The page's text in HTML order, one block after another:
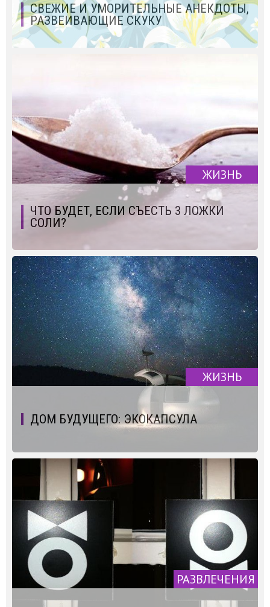
СВЕЖИЕ И УМОРИТЕЛЬНЫЕ АНЕКДОТЫ,
РАЗВЕИВАЮЩИЕ СКУКУ
ЖИЗНЬ
ЧТО БУДЕТ, ЕСЛИ СЪЕСТЬ 3 ЛОЖКИ
СОЛИ?
ЖИЗНЬ
ДОМ БУДУЩЕГО: ЭКОКАПСУЛА
РАЗВЛЕЧЕНИЯ